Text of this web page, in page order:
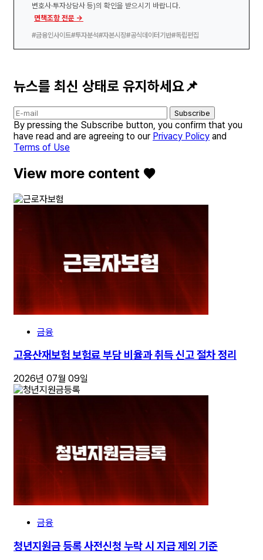
변호사·투자상담사 등)의 확인을 받으시기 바랍니다.
면책조항 전문 →
#금융인사이트#투자분석#자본시장#공식데이터기반#독립편집
뉴스를 최신 상태로 유지하세요📌
Subscribe
By pressing the Subscribe button, you confirm that you
have read and are agreeing to our Privacy Policy and
Terms of Use
View more content ♥️
금융
고용산재보험 보험료 부담 비율과 취득 신고 절차 정리
2026년 07월 09일
금융
청년지원금 등록 사전신청 누락 시 지급 제외 기준